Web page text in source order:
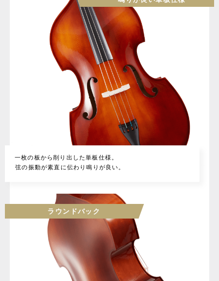
一枚の板から削り出した単板仕様。
弦の振動が素直に伝わり鳴りが良い。
ラウンドバック